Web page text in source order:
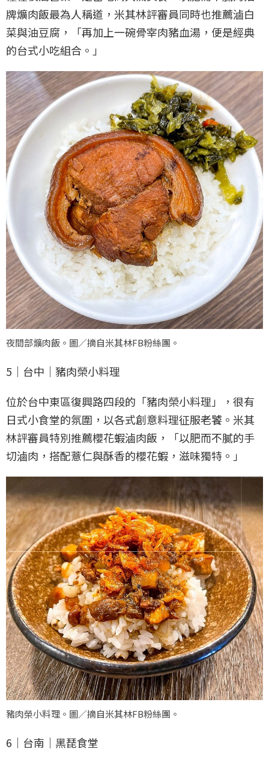
牌爌肉飯最為人稱道，米其林評審員同時也推薦滷白
菜與油豆腐，「再加上一碗骨宰肉豬血湯，便是經典
的台式小吃組合。」
夜間部爌肉飯。圖／摘自米其林FB粉絲團。
5｜台中｜豬肉榮小料理
位於台中東區復興路四段的「豬肉榮小料理」，很有
日式小食堂的氛圍，以各式創意料理征服老饕。米其
林評審員特別推薦櫻花蝦滷肉飯，「以肥而不膩的手
切滷肉，搭配薏仁與酥香的櫻花蝦，滋味獨特。」
豬肉榮小料理。圖／摘自米其林FB粉絲團。
6｜台南｜黑琵食堂